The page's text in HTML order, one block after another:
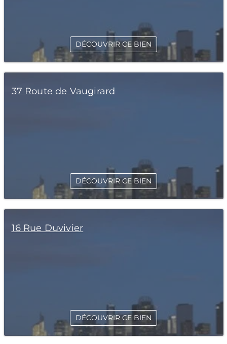
DÉCOUVRIR CE BIEN
37 Route de Vaugirard
DÉCOUVRIR CE BIEN
16 Rue Duvivier
DÉCOUVRIR CE BIEN